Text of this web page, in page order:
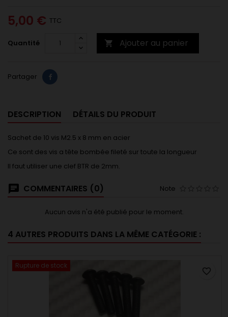
5,00 € TTC
Quantité  Ajouter au panier
Partager
DESCRIPTION DÉTAILS DU PRODUIT
Sachet de 10 vis M2.5 x 8 mm en acier
Ce sont des vis a tête bombée fileté sur toute la longueur
Il faut utiliser une clef BTR de 2mm.
COMMENTAIRES (0) Note
Aucun avis n'a été publié pour le moment.
4 AUTRES PRODUITS DANS LA MÊME CATÉGORIE :
Rupture de stock
favorite_border